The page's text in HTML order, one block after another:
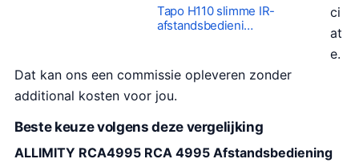
Tapo H110 slimme IR-
afstandsbedieni…
ci
at
e.
Dat kan ons een commissie opleveren zonder
additional kosten voor jou.
Beste keuze volgens deze vergelijking
ALLIMITY RCA4995 RCA 4995 Afstandsbediening